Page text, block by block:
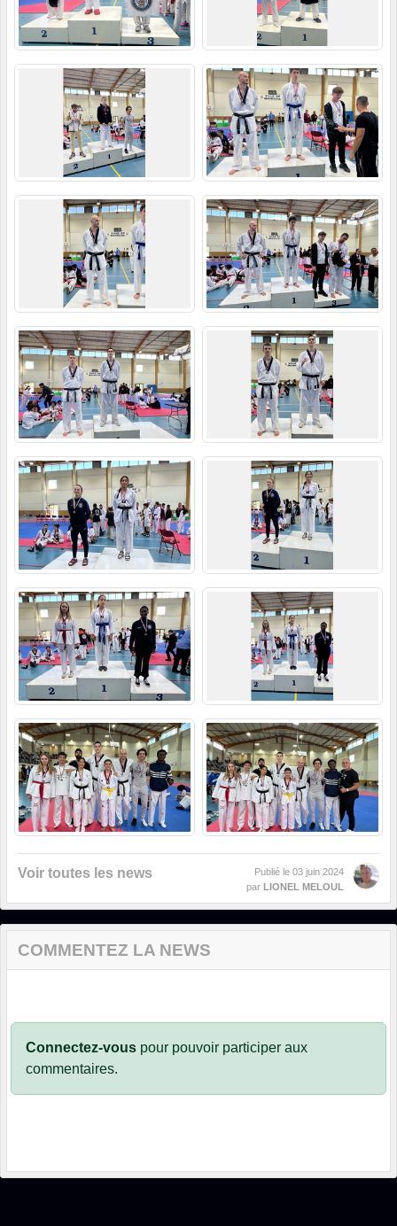
Voir toutes les news Publié le 03 juin 2024
par LIONEL MELOUL
COMMENTEZ LA NEWS
Connectez-vous pour pouvoir participer aux
commentaires.